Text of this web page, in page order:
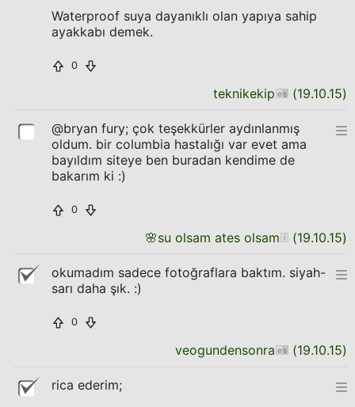
Waterproof suya dayanıklı olan yapıya sahip
ayakkabı demek.
0
teknikekip (19.10.15)
@bryan fury; çok teşekkürler aydınlanmış
oldum. bir columbia hastalığı var evet ama
bayıldım siteye ben buradan kendime de
bakarım ki :)
0
🌸su olsam ates olsam (19.10.15)
okumadım sadece fotoğraflara baktım. siyah-
sarı daha şık. :)
0
veogundensonra (19.10.15)
rica ederim;